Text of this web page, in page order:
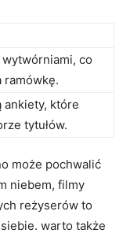
co
ramówkę.
ankiety, które
tytułów.
może pochwalić
niebem, filmy
reżyserów to
warto także